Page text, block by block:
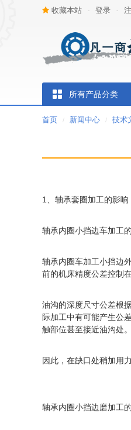
收藏本站 - 登录 -
所有产品分类
首页 / 新闻中心 / 技术
1、轴承套圈加工的影响
轴承内圈小挡边车加工
轴承内圈车加工小挡边
前的机床精度公差控制
油沟的深度尺寸公差根
际加工中有可能产生公
触部位甚至接近油沟处。
因此，在缺口处稍加用
轴承内圈小挡边磨加工